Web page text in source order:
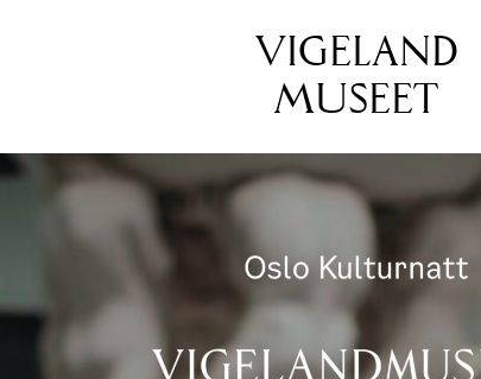
VIGELAND
MUSEET